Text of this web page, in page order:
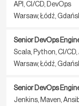
API, CI/CD, DevOps
Warsaw, Łódź,
Senior DevOps
Scala, Python, CI/
Warsaw, Łódź,
Senior DevOps
Jenkins, Maven,